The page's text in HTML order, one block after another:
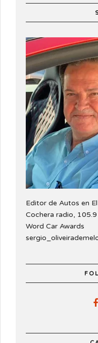
Editor de Autos en
Cochera radio,
Word Car Awards